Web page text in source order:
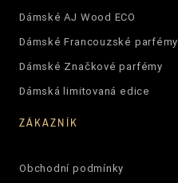
Dámské AJ Wood ECO
Dámské Francouzské parfémy
Dámské Značkové parfémy
Dámská limitovaná edice
ZÁKAZNÍK
Obchodní podmínky